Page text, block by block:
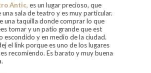
Antic, es un lugar precioso, que
una sala de teatro y es muy particular.
una taquilla donde comprar lo que
tomar y un patio grande que est
escondido y en medio de la ciudad.
el link porque es uno de los lugares
recomiendo. Es barato y muy buena